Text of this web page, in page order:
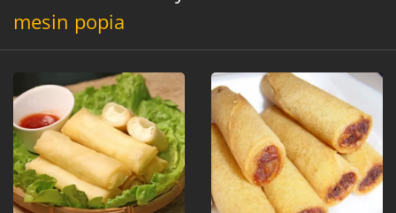
mesin popia